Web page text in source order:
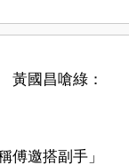
國昌嗆綠：
傅邀搭副手」